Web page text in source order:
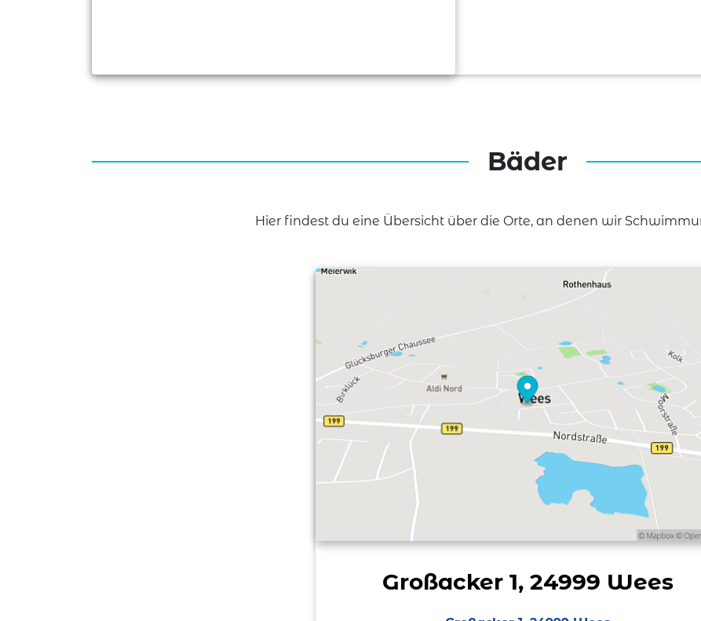
Bäder
Hier findest du eine Übersicht über die Orte, an denen wir
Großacker 1, 24999 Wees